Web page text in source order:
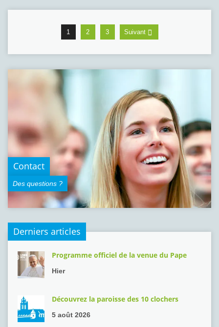
1 2 3 Suivant
Contact
Des questions ?
Derniers articles
Programme officiel de la venue du Pape
Hier
Découvrez la paroisse des 10 clochers
5 août 2026